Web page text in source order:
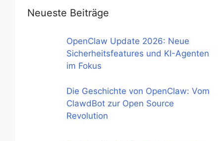
Neueste Beiträge
OpenClaw Update 2026: Neue
Sicherheitsfeatures und KI-Agenten
im Fokus
Die Geschichte von OpenClaw: Vom
ClawdBot zur Open Source
Revolution